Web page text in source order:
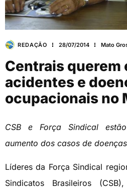
REDAÇÃO 28/07/2014 Mato
Centrais querem
acidentes e
ocupacionais no
CSB e Força Sindical
aumento dos casos de
Líderes da Força Sindical
Sindicatos Brasileiros